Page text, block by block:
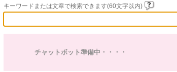
キーワードまたは文章で検索できます(60文字以内)
チャットボット準備中・・・・